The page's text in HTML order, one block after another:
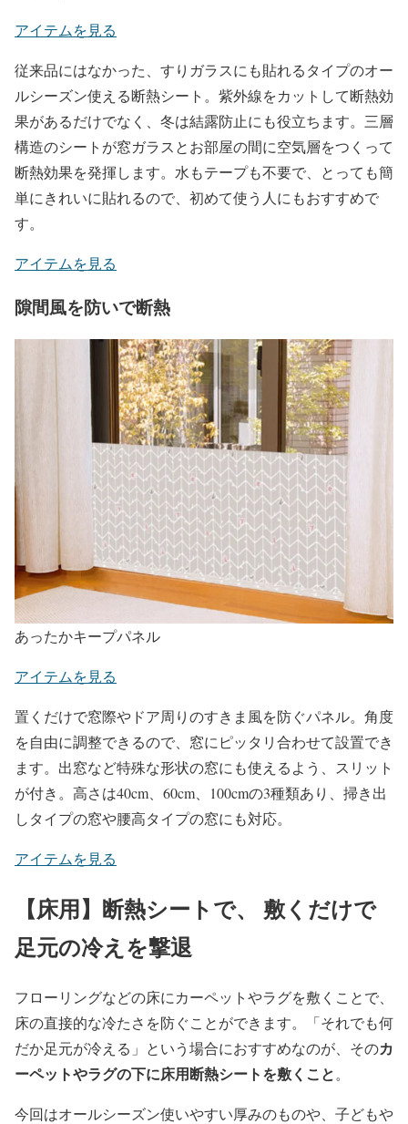
アイテムを見る
従来品にはなかった、すりガラスにも貼れるタイプのオー
ルシーズン使える断熱シート。紫外線をカットして断熱効
果があるだけでなく、冬は結露防止にも役立ちます。三層
構造のシートが窓ガラスとお部屋の間に空気層をつくって
断熱効果を発揮します。水もテープも不要で、とっても簡
単にきれいに貼れるので、初めて使う人にもおすすめで
す。
アイテムを見る
隙間風を防いで断熱
あったかキープパネル
アイテムを見る
置くだけで窓際やドア周りのすきま風を防ぐパネル。角度
を自由に調整できるので、窓にピッタリ合わせて設置でき
ます。出窓など特殊な形状の窓にも使えるよう、スリット
が付き。高さは40cm、60cm、100cmの3種類あり、掃き出
しタイプの窓や腰高タイプの窓にも対応。
アイテムを見る
【床用】断熱シートで、 敷くだけで
足元の冷えを撃退
フローリングなどの床にカーペットやラグを敷くことで、
床の直接的な冷たさを防ぐことができます。「それでも何
だか足元が冷える」という場合におすすめなのが、そのカ
ーペットやラグの下に床用断熱シートを敷くこと。
今回はオールシーズン使いやすい厚みのものや、子どもや